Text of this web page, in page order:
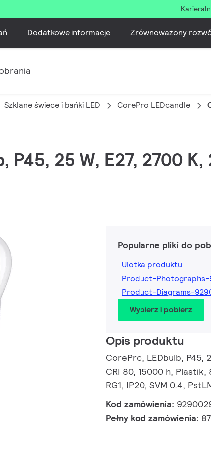
Kariera
Dodatkowe informacje Zrównoważony
Szklane świece i bańki LED CorePro LEDcandle
P45, 25 W, E27, 2700 K,
Popularne pliki do
Ulotka produktu
Product-Photographs-
Product-Diagrams-
Wybierz i pobierz
Opis produktu
CorePro, LEDbulb, P45,
CRI 80, 15000 h, Plastik,
RG1, IP20, SVM 0.4,
Kod zamówienia:
Pełny kod zamówienia: